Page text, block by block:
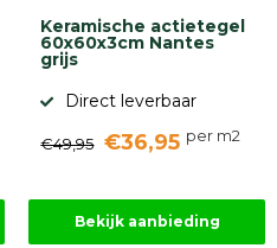
Keramische actietegel
60x60x3cm Nantes
grijs
Direct leverbaar
€49,95 €36,95 per m2
Bekijk aanbieding